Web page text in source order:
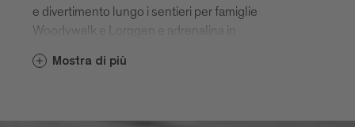
e divertimento lungo i sentieri per famiglie
Woodywalk e Lorggen e adrenalina in
mountain cart.
Ploseoffre piste perfette e discese
Mostra di più